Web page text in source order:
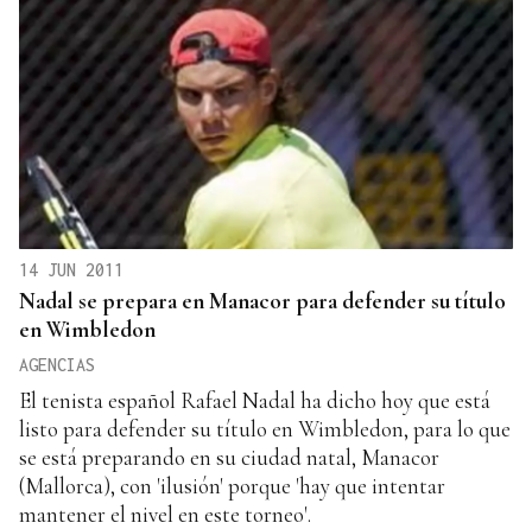
14 JUN 2011
Nadal se prepara en Manacor para defender su título
en Wimbledon
AGENCIAS
El tenista español Rafael Nadal ha dicho hoy que está
listo para defender su título en Wimbledon, para lo que
se está preparando en su ciudad natal, Manacor
(Mallorca), con 'ilusión' porque 'hay que intentar
mantener el nivel en este torneo'.